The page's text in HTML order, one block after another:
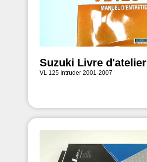
Suzuki Livre d'atelier
VL 125 Intruder 2001-2007